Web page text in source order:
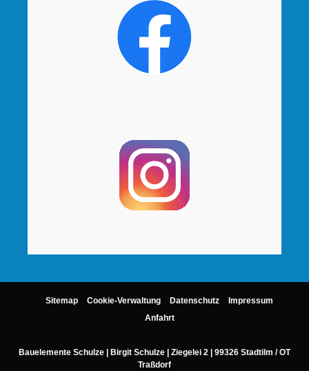
Sitemap Cookie-Verwaltung Datenschutz
Impressum
Anfahrt
Bauelemente Schulze | Birgit Schulze | Ziegelei 2 | 99326 Stadtilm / OT
Traßdorf